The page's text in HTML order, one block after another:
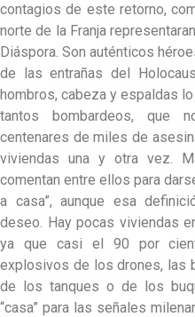
contagios de este retorno,
norte de la Franja
Diáspora. Son auténticos
de las entrañas del
hombros, cabeza y espaldas
tantos bombardeos, que
centenares de miles de
viviendas una y otra vez.
comentan entre ellos para
a casa”, aunque esa
deseo. Hay pocas viviendas
ya que casi el 90 por
explosivos de los drones, las
de los tanques o de los
“casa” para las señales